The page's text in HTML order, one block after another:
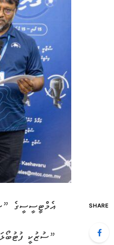
SHARE އެމްޓީސީސީގެ ”ސުޒުކީ ފުޓުބޯޅަ ފޯރި